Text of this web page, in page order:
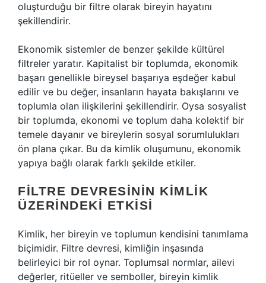
oluşturduğu bir filtre olarak bireyin hayatını
şekillendirir.
Ekonomik sistemler de benzer şekilde kültürel
filtreler yaratır. Kapitalist bir toplumda, ekonomik
başarı genellikle bireysel başarıya eşdeğer kabul
edilir ve bu değer, insanların hayata bakışlarını ve
toplumla olan ilişkilerini şekillendirir. Oysa sosyalist
bir toplumda, ekonomi ve toplum daha kolektif bir
temele dayanır ve bireylerin sosyal sorumlulukları
ön plana çıkar. Bu da kimlik oluşumunu, ekonomik
yapıya bağlı olarak farklı şekilde etkiler.
FILTRE DEVRESININ KIMLIK
ÜZERINDEKI ETKISI
Kimlik, her bireyin ve toplumun kendisini tanımlama
biçimidir. Filtre devresi, kimliğin inşasında
belirleyici bir rol oynar. Toplumsal normlar, ailevi
değerler, ritüeller ve semboller, bireyin kimlik